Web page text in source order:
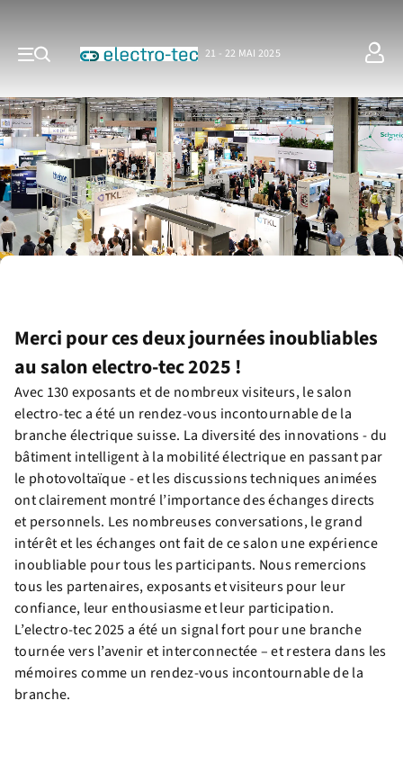
21 - 22 MAI 2025
Merci pour ces deux journées inoubliables
au salon electro-tec 2025 !
Avec 130 exposants et de nombreux visiteurs, le salon
electro-tec a été un rendez-vous incontournable de la
branche électrique suisse. La diversité des innovations - du
bâtiment intelligent à la mobilité électrique en passant par
le photovoltaïque - et les discussions techniques animées
ont clairement montré l’importance des échanges directs
et personnels. Les nombreuses conversations, le grand
intérêt et les échanges ont fait de ce salon une expérience
inoubliable pour tous les participants. Nous remercions
tous les partenaires, exposants et visiteurs pour leur
confiance, leur enthousiasme et leur participation.
L’electro-tec 2025 a été un signal fort pour une branche
tournée vers l’avenir et interconnectée – et restera dans les
mémoires comme un rendez-vous incontournable de la
branche.